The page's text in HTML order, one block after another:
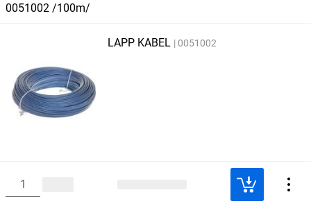
0051002 /100m/
LAPP KABEL 0051002